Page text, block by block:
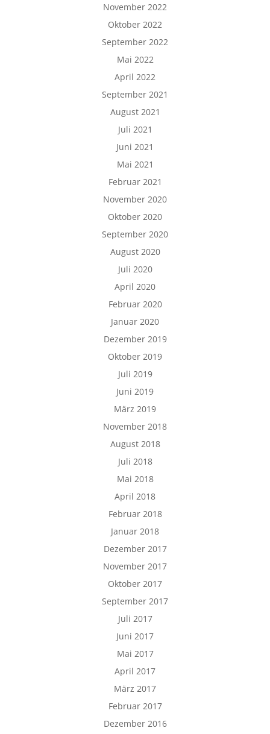
November 2022
Oktober 2022
September 2022
Mai 2022
April 2022
September 2021
August 2021
Juli 2021
Juni 2021
Mai 2021
Februar 2021
November 2020
Oktober 2020
September 2020
August 2020
Juli 2020
April 2020
Februar 2020
Januar 2020
Dezember 2019
Oktober 2019
Juli 2019
Juni 2019
März 2019
November 2018
August 2018
Juli 2018
Mai 2018
April 2018
Februar 2018
Januar 2018
Dezember 2017
November 2017
Oktober 2017
September 2017
Juli 2017
Juni 2017
Mai 2017
April 2017
März 2017
Februar 2017
Dezember 2016